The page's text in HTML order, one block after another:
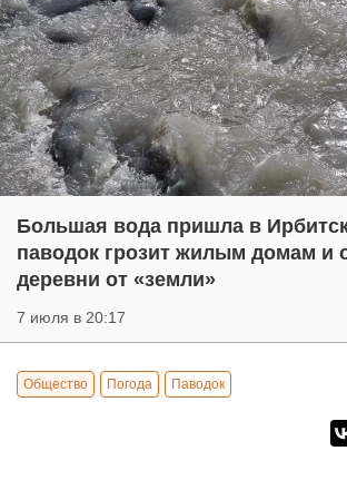
Большая вода пришла в
паводок грозит жилым домам и
деревни от «земли»
7 июля в 20:17
Общество Погода Паводок